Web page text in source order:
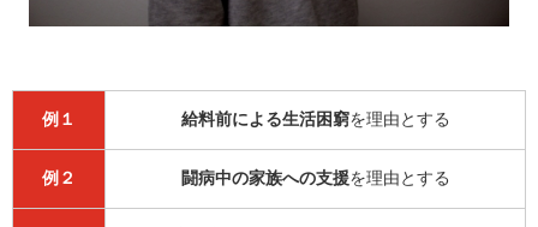
例１ 給料前による生活困窮を理由とする
例２ 闘病中の家族への支援を理由とする